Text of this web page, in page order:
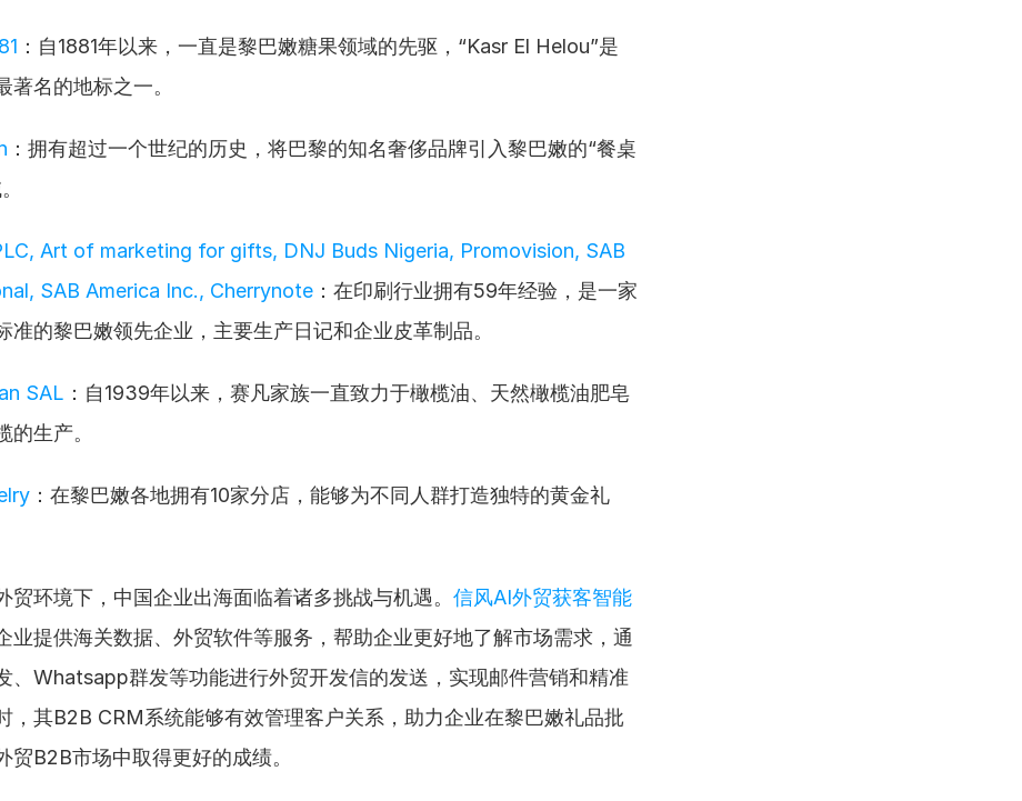
：自1881年以来，一直是黎巴嫩糖果领域的先驱，“Kasr El Helou”是
著名的地标之一。
：拥有超过一个世纪的历史，将巴黎的知名奢侈品牌引入黎巴嫩的“餐桌
Art of marketing for gifts, DNJ Buds Nigeria, Promovision, SAB
SAB America Inc., Cherrynote ：在印刷行业拥有59年经验，是一家
准的黎巴嫩领先企业，主要生产日记和企业皮革制品。
SAL ：自1939年以来，赛凡家族一直致力于橄榄油、天然橄榄油肥皂
的生产。
：在黎巴嫩各地拥有10家分店，能够为不同人群打造独特的黄金礼
贸环境下，中国企业出海面临着诸多挑战与机遇。 信风AI外贸获客智能
业提供海关数据、外贸软件等服务，帮助企业更好地了解市场需求，通
、Whatsapp群发等功能进行外贸开发信的发送，实现邮件营销和精准
，其B2B CRM系统能够有效管理客户关系，助力企业在黎巴嫩礼品批
贸B2B市场中取得更好的成绩。